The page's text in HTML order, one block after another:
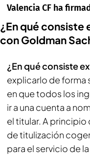
Valencia CF ha
¿En qué
con Goldman
¿En qué consiste
explicarlo de forma
en que todos los
ir a una cuenta a
el titular. A
de titulización
para el servicio de